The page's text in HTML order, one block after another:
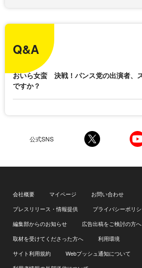
Q&A
おいら女蛮 決戦！パンス党の出演者、
ですか？
公式SNS
会社概要 マイページ
お問い合わせ
プレスリリース・情報提供
プライバシーポリ
編集部からのお知らせ
広告出稿をご検討の方へ
取材を受けてくださった方へ
利用環境
サイト利用規約
Webプッシュ通知について